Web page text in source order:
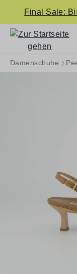
springen
Final Sale:
Damenschuhe